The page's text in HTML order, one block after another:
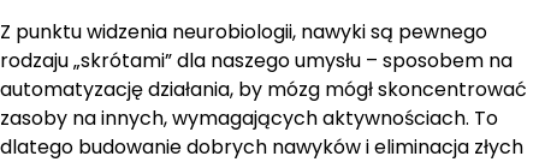
Z punktu widzenia neurobiologii, nawyki są pewnego
rodzaju „skrótami” dla naszego umysłu – sposobem na
automatyzację działania, by mózg mógł skoncentrować
zasoby na innych, wymagających aktywnościach. To
dlatego budowanie dobrych nawyków i eliminacja złych